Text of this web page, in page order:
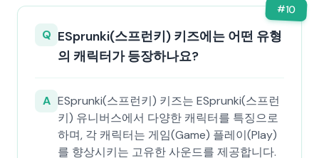
#10
Q ESprunki(스프런키) 키즈에는 어떤 유형
의 캐릭터가 등장하나요?
A ESprunki(스프런키) 키즈는 ESprunki(스프런
키) 유니버스에서 다양한 캐릭터를 특징으로
하며, 각 캐릭터는 게임(Game) 플레이(Play)
를 향상시키는 고유한 사운드를 제공합니다.